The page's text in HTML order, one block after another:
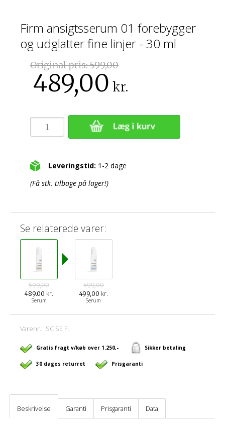
Firm ansigtsserum 01 forebygger
og udglatter fine linjer - 30 ml
Original pris:599,00
489,00 kr.
Leveringstid: 1-2 dage
(Få stk. tilbage på lager!)
Se relaterede varer:
599,00
489.00 kr.
Serum
599,00
499,00 kr.
Serum
Varenr.: SC SE FI
Gratis fragt v/køb over 1.250,- Sikker betaling
30 dages returret Prisgaranti
Beskrivelse Garanti Prisgaranti Data